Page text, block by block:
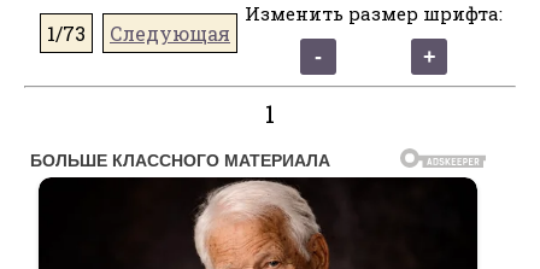
1/73 Следующая
Изменить размер шрифта:
1